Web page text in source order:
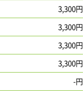
3,300円
3,300円
3,300円
3,300円
-円